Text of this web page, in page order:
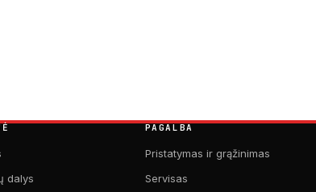
dalys
PAGALBA
Pristatymas ir grąžinimas
Servisas